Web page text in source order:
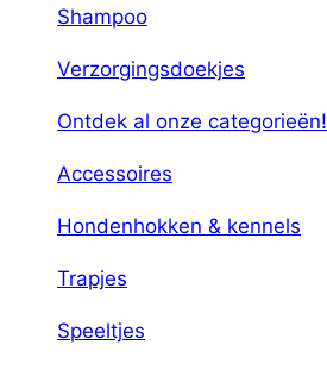
Shampoo
Verzorgingsdoekjes
Ontdek al onze categorieën!
Accessoires
Hondenhokken & kennels
Trapjes
Speeltjes